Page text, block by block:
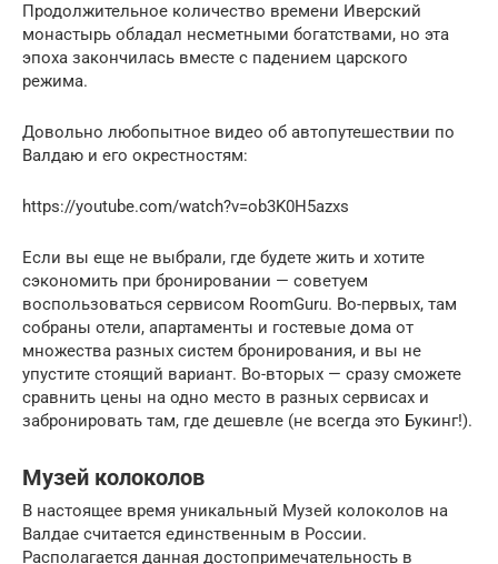
Продолжительное количество времени Иверский
монастырь обладал несметными богатствами, но эта
эпоха закончилась вместе с падением царского
режима.
Довольно любопытное видео об автопутешествии по
Валдаю и его окрестностям:
https://youtube.com/watch?v=ob3K0H5azxs
Если вы еще не выбрали, где будете жить и хотите
сэкономить при бронировании — советуем
воспользоваться сервисом RoomGuru. Во-первых, там
собраны отели, апартаменты и гостевые дома от
множества разных систем бронирования, и вы не
упустите стоящий вариант. Во-вторых — сразу сможете
сравнить цены на одно место в разных сервисах и
забронировать там, где дешевле (не всегда это Букинг!).
Музей колоколов
В настоящее время уникальный Музей колоколов на
Валдае считается единственным в России.
Располагается данная достопримечательность в